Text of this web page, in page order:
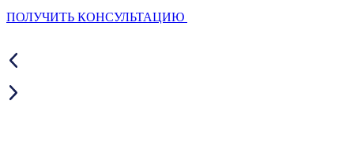
ПОЛУЧИТЬ КОНСУЛЬТАЦИЮ